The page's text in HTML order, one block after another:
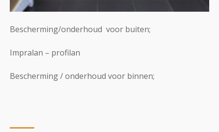
Bescherming/onderhoud voor buiten;
Impralan – profilan
Bescherming / onderhoud voor binnen;